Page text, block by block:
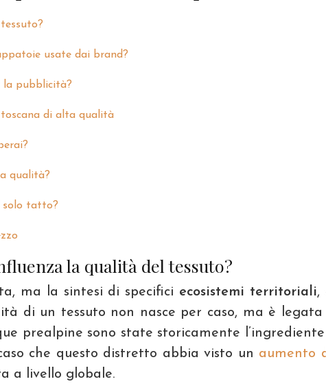
usate dai brand?
la pubblicità?
toscana di alta qualità
qualità?
solo tatto?
la qualità del tessuto?
ma la sintesi di specifici ecosistemi territoriali,
di un tessuto non nasce per caso, ma è
prealpine sono state storicamente
che questo distretto abbia visto un aumento
a livello globale.